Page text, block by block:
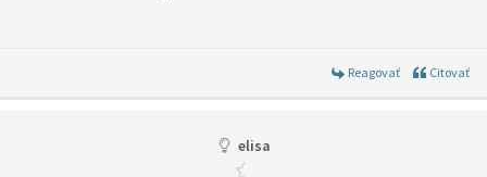
Reagovať Citovať
elisa